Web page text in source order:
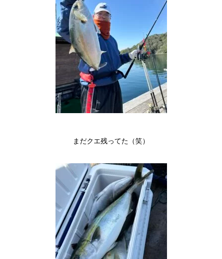
まだクエ残ってた（笑）